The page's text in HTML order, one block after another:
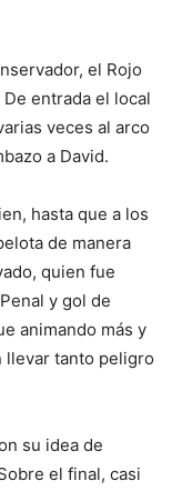
el Rojo
entrada el local
veces al arco
a David.
hasta que a los
de manera
quien fue
y gol de
animando más y
llevar tanto peligro
su idea de
el final, casi